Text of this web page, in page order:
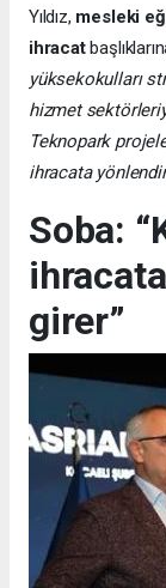
Yıldız, mesleki
ihracat
yüksekokulları
hizmet
Teknopark
ihracata
Soba:
girer”